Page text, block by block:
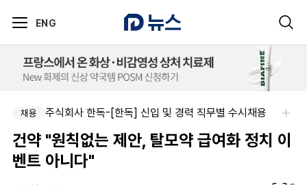
ENG
채용 신신제약-세종공장 품질관리약사(사원~과장)
채용 주식회사 한독-[한독] 신입 및 경력 직무별 수시채용
건약 "원칙없는 제안, 탈모약 급여화 정치 이
벤트 아니다"